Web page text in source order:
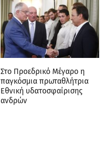
Στο Προεδρικό Μέγαρο η
παγκόσμια πρωταθλήτρια
Εθνική υδατοσφαίρισης
ανδρών